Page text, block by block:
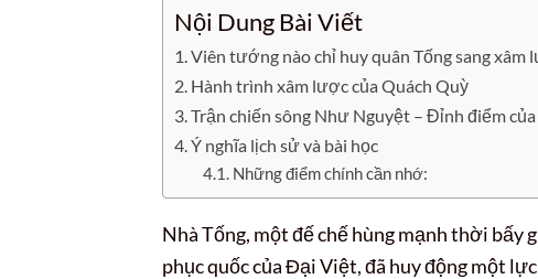
Nội Dung Bài Viết
Viên tướng nào chỉ huy quân Tống sang
Hành trình xâm lược của Quách Quỳ
Trận chiến sông Như Nguyệt – Đỉnh điểm
Ý nghĩa lịch sử và bài học
Những điểm chính cần nhớ:
Nhà Tống, một đế chế hùng mạnh thời
phục quốc của Đại Việt, đã huy động một